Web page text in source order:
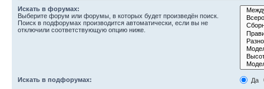
Искать в форумах:
Выберите форум или форумы, в которых будет произведён поиск.
Поиск в подфорумах производится автоматически, если вы не
отключили соответствующую опцию ниже.
Искать в подфорумах:
Да